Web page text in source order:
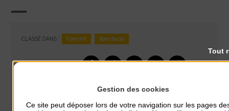
CLASSÉ DANS : Concert Spectacle
PARTAGER CETTE INFO :
À noter aussi
Gestion des cookies
Ce site peut déposer lors de votre navigation sur les pages
Tout